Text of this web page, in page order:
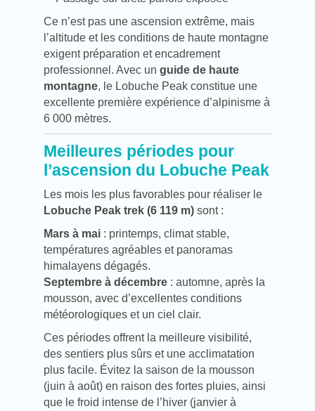
Ce n’est pas une ascension extrême, mais
l’altitude et les conditions de haute montagne
exigent préparation et encadrement
professionnel. Avec un guide de haute
montagne, le Lobuche Peak constitue une
excellente première expérience d’alpinisme à
6 000 mètres.
Meilleures périodes pour
l’ascension du Lobuche Peak
Les mois les plus favorables pour réaliser le
Lobuche Peak trek (6 119 m)sont :
Mars à mai: printemps, climat stable,
températures agréables et panoramas
himalayens dégagés.
Septembre à décembre: automne, après la
mousson, avec d’excellentes conditions
météorologiques et un ciel clair.
Ces périodes offrent la meilleure visibilité,
des sentiers plus sûrs et une acclimatation
plus facile. Évitez la saison de la mousson
(juin à août) en raison des fortes pluies, ainsi
que le froid intense de l’hiver (janvier à